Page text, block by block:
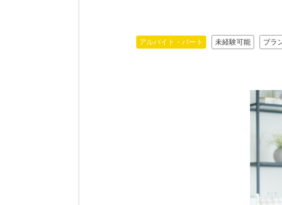
アルバイト・パート 未経験可能 ブラ